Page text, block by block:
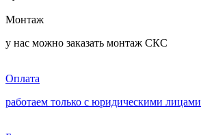
Монтаж
у нас можно заказать монтаж СКС
Оплата
работаем только с юридическими лицами